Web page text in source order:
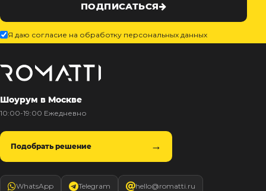
ПОДПИСАТЬСЯ
Я даю согласие на обработку персональных данных
Шоурум в Москве
10:00-19:00 Ежедневно
Подобрать решение
WhatsApp Telegram hello@romatti.ru